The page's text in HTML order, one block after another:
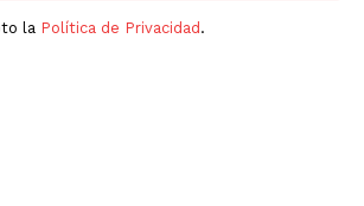
la Política de Privacidad .